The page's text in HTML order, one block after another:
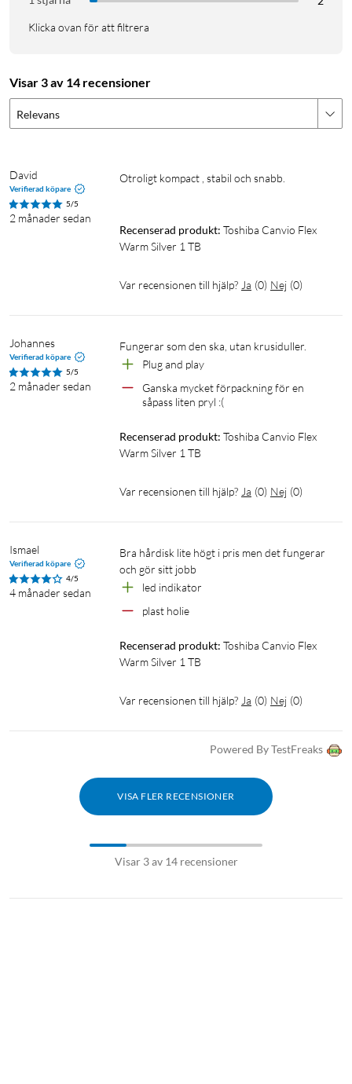
Klicka ovan för att filtrera
Visar 3 av 14 recensioner
Relevans
David
Verifierad köpare
5/5
2 månader sedan
Otroligt kompact , stabil och snabb.
Recenserad produkt: Toshiba Canvio Flex
Warm Silver 1 TB
Var recensionen till hjälp? Ja (0) Nej (0)
Johannes
Verifierad köpare
5/5
2 månader sedan
Fungerar som den ska, utan krusiduller.
Plug and play
Ganska mycket förpackning för en
såpass liten pryl :(
Recenserad produkt: Toshiba Canvio Flex
Warm Silver 1 TB
Var recensionen till hjälp? Ja (0) Nej (0)
Ismael
Verifierad köpare
4/5
4 månader sedan
Bra hårdisk lite högt i pris men det fungerar
och gör sitt jobb
led indikator
plast holie
Recenserad produkt: Toshiba Canvio Flex
Warm Silver 1 TB
Var recensionen till hjälp? Ja (0) Nej (0)
Powered By TestFreaks
VISA FLER RECENSIONER
Visar 3 av 14 recensioner